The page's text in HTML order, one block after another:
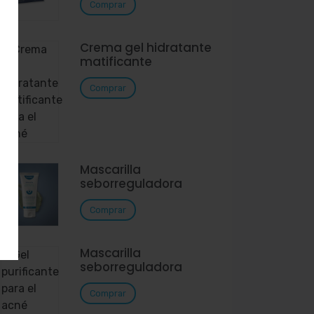
Comprar
Crema gel hidratante
matificante
Comprar
Mascarilla
seborreguladora
Comprar
Mascarilla
seborreguladora
Comprar